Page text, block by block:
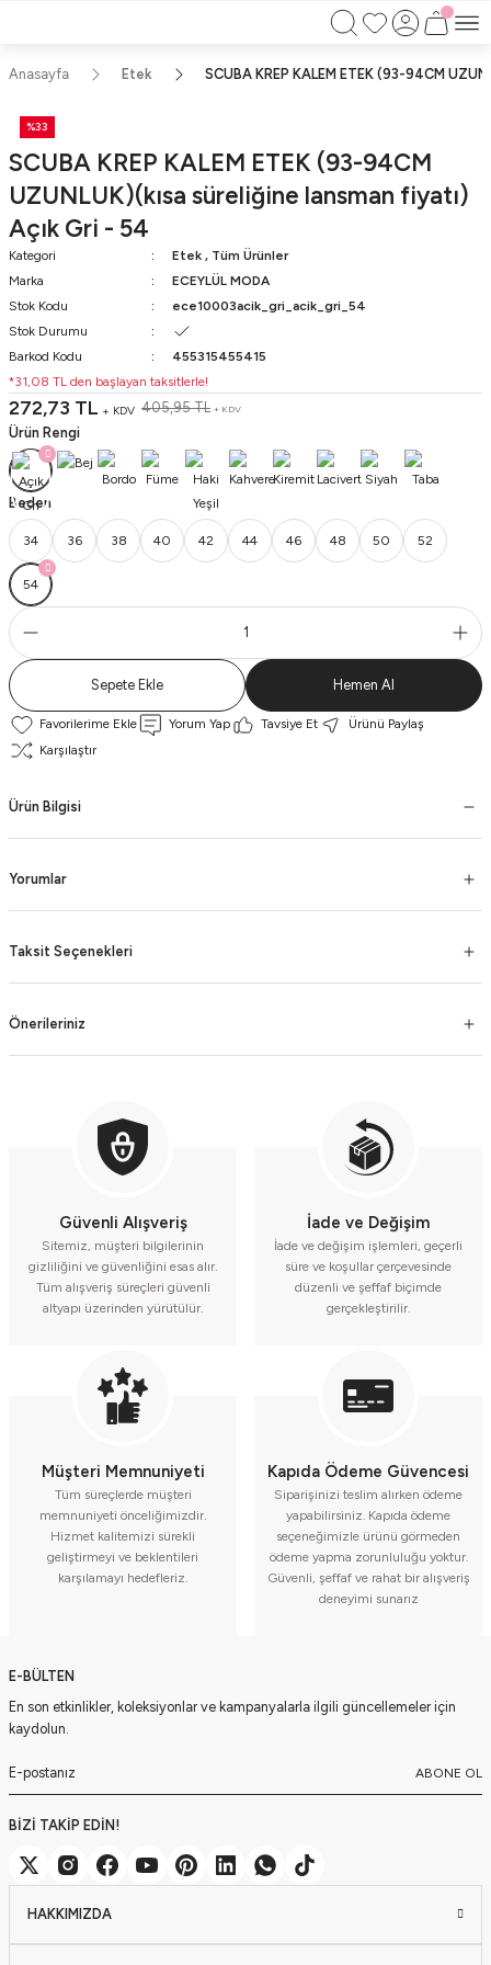
750TL ÜZERİ ALIŞVERİŞLERİNİZDE KARGO BEDAVA!!
Anasayfa Etek SCUBA KREP KALEM ETEK (93-94CM
%33
SCUBA KREP KALEM ETEK (93-94CM
UZUNLUK)(kısa süreliğine lansman fiyatı)
Açık Gri - 54
Kategori Etek , Tüm Ürünler
Marka
ECEYLÜL MODA
Stok Kodu
ece10003acik_gri_acik_gri_54
Stok Durumu
Barkod Kodu
455315455415
*31,08 TL den başlayan taksitlerle!
272,73 TL + KDV 405,95 TL + KDV
Ürün Rengi
Beden
34 36 38 40 42 44 46 48 50 52
54
Sepete Ekle Hemen Al
Yorum Yap Tavsiye Et
Ürünü Paylaş
Karşılaştır
Ürün Bilgisi
Yorumlar
Taksit Seçenekleri
Önerileriniz
Güvenli Alışveriş
Sitemiz, müşteri bilgilerinin
gizliliğini ve güvenliğini esas alır.
Tüm alışveriş süreçleri güvenli
altyapı üzerinden yürütülür.
İade ve Değişim
İade ve değişim işlemleri, geçerli
süre ve koşullar çerçevesinde
düzenli ve şeffaf biçimde
gerçekleştirilir.
Müşteri Memnuniyeti
Tüm süreçlerde müşteri
memnuniyeti önceliğimizdir.
Hizmet kalitemizi sürekli
geliştirmeyi ve beklentileri
karşılamayı hedefleriz.
Kapıda Ödeme Güvencesi
Siparişinizi teslim alırken ödeme
yapabilirsiniz. Kapıda ödeme
seçeneğimizle ürünü görmeden
ödeme yapma zorunluluğu yoktur.
Güvenli, şeffaf ve rahat bir alışveriş
deneyimi sunarız
E-BÜLTEN
En son etkinlikler, koleksiyonlar ve kampanyalarla ilgili güncellemeler için
kaydolun.
ABONE OL
BİZİ TAKİP EDİN!
HAKKIMIZDA